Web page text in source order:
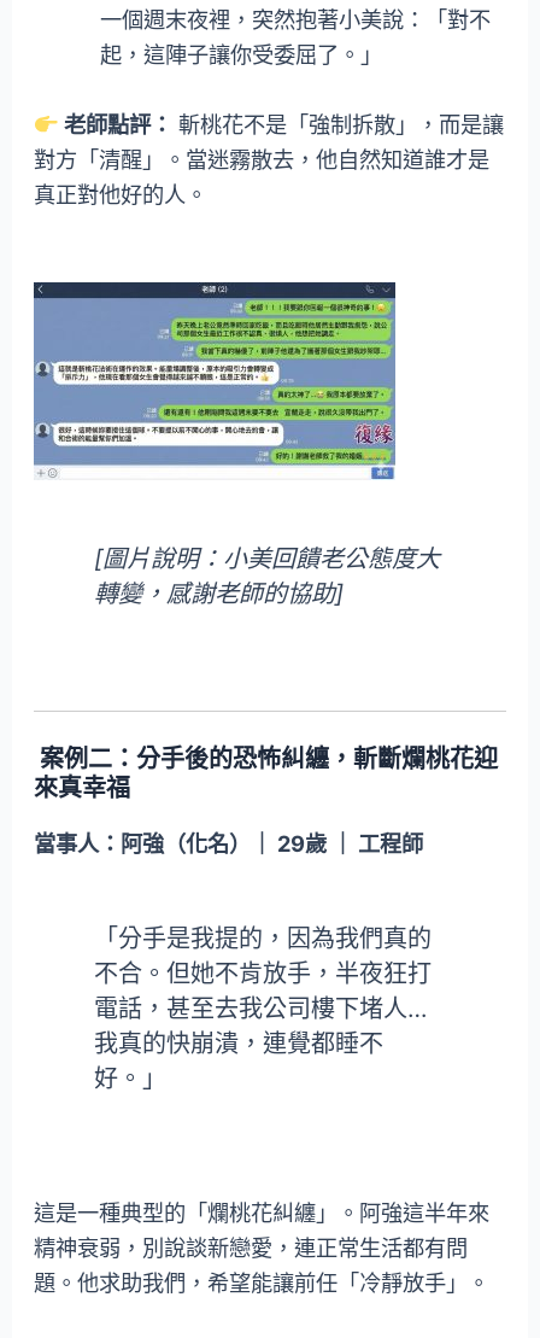
一個週末夜裡，突然抱著小美說：「對不
起，這陣子讓你受委屈了。」
老師點評： 斬桃花不是「強制拆散」，而是讓
對方「清醒」。當迷霧散去，他自然知道誰才是
真正對他好的人。
[圖片說明：小美回饋老公態度大
轉變，感謝老師的協助]
案例二：分手後的恐怖糾纏，斬斷爛桃花迎
來真幸福
當事人：阿強（化名）｜ 29歲 ｜ 工程師
「分手是我提的，因為我們真的
不合。但她不肯放手，半夜狂打
電話，甚至去我公司樓下堵人…
我真的快崩潰，連覺都睡不
好。」
這是一種典型的「爛桃花糾纏」。阿強這半年來
精神衰弱，別說談新戀愛，連正常生活都有問
題。他求助我們，希望能讓前任「冷靜放手」。